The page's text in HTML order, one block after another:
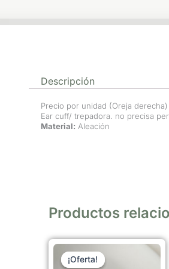
Descripción
Precio por unidad (Oreja derecha)
Ear cuff/ trepadora. no precisa
Material: Aleación
Productos
¡Oferta!
¡Oferta!
El
precio
original
El
precio
actual
Este
producto